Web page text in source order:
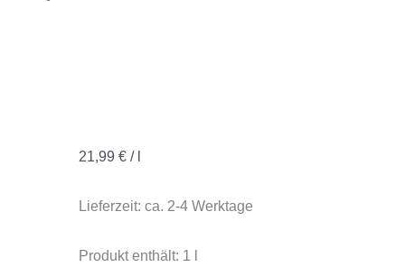
21,99 €/
Lieferzeit: ca. 2-4 Werktage
Produkt enthält: 1